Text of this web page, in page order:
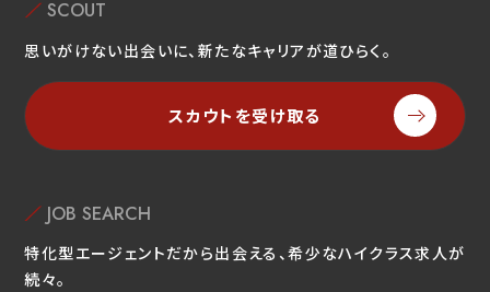
SCOUT
思いがけない出会いに、新たなキャリアが道ひらく。
スカウトを受け取る
JOB SEARCH
特化型エージェントだから出会える、希少なハイクラス求人が
続々。